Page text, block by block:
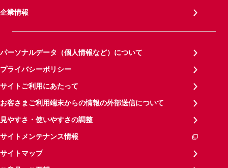
企業情報
パーソナルデータ（個人情報など）について
プライバシーポリシー
サイトご利用にあたって
お客さまご利用端末からの情報の外部送信について
見やすさ・使いやすさの調整
サイトメンテナンス情報
サイトマップ